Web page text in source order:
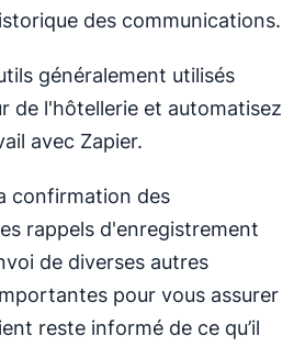
des communications.
généralement utilisés
de l'hôtellerie et automatisez
avec Zapier.
confirmation des
rappels d'enregistrement
de diverses autres
pour vous assurer
reste informé de ce qu’il